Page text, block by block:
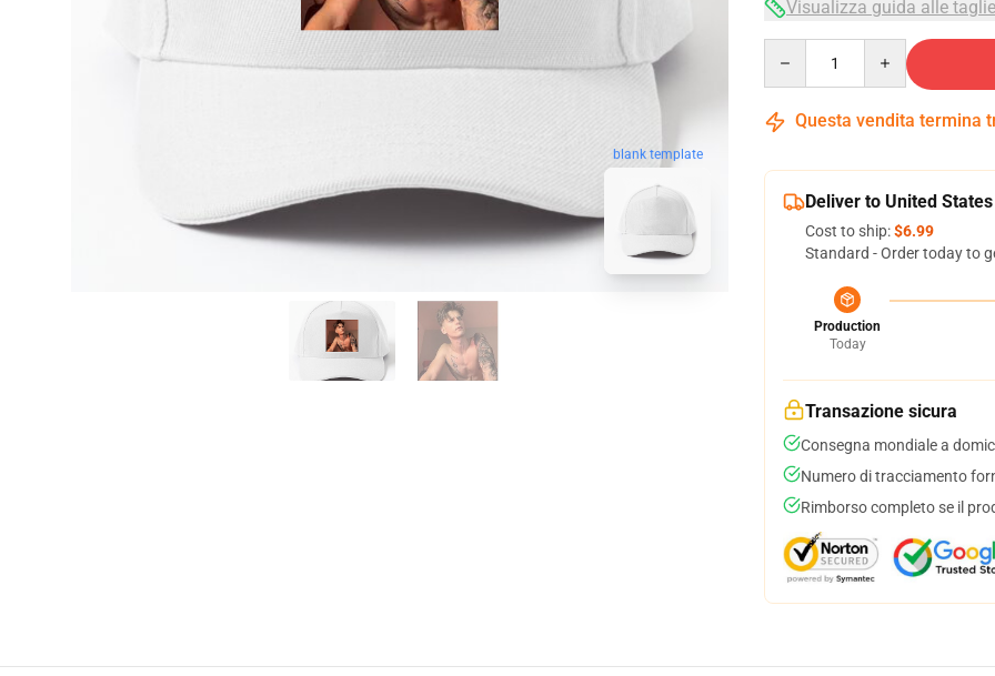
blank template
Visualizza guida alle taglie
Questa vendita termina
Deliver to United States
Cost to ship:$6.99
Standard - Order today to
Production
Today
Transazione sicura
Consegna mondiale a
Numero di tracciamento
Rimborso completo se il